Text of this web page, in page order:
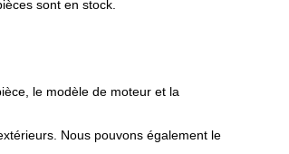
sont en stock.
le modèle de moteur et la
Nous pouvons également le